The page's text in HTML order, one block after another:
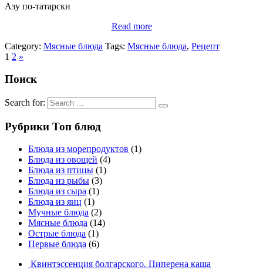
Азу по-татарски
Read more
Category: Мясные блюда Tags: Мясные блюда, Рецепт
1 2 »
Поиск
Search for:
Рубрики Топ блюд
Блюда из морепродуктов (1)
Блюда из овощей (4)
Блюда из птицы (1)
Блюда из рыбы (3)
Блюда из сыра (1)
Блюда из яиц (1)
Мучные блюда (2)
Мясные блюда (14)
Острые блюда (1)
Первые блюда (6)
Квинтэссенция болгарского. Пиперена каша